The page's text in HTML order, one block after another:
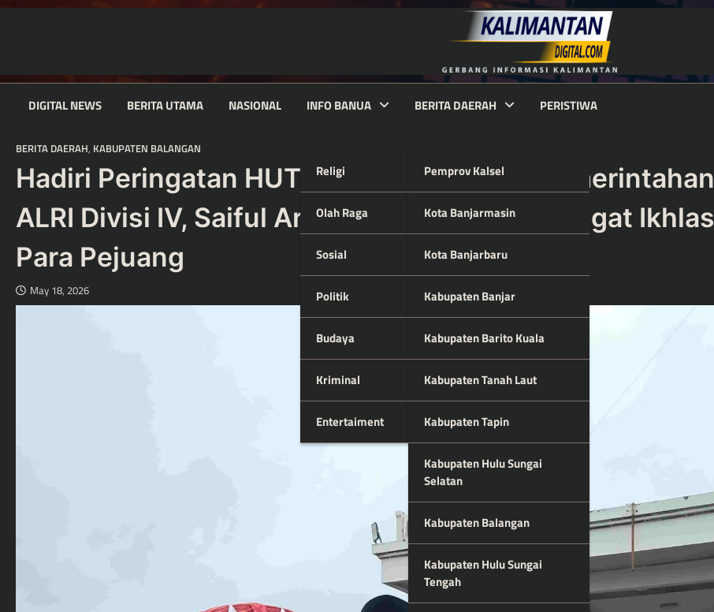
Skip
DIGITAL NEWS BERITA UTAMA NASIONAL INFO BANUA
Religi
Olah Raga
Sosial
Politik
Budaya
Kriminal
Entertaiment
BERITA DAERAH
Pemprov Kalsel
Kota Banjarmasin
Kota Banjarbaru
Kabupaten Banjar
Kabupaten Barito Kuala
Kabupaten Tanah Laut
Kabupaten Tapin
Kabupaten Hulu Sungai
Selatan
Kabupaten Balangan
Kabupaten Hulu Sungai
Tengah
PERISTIWA
BERITA DAERAH, KABUPATEN BALANGAN
Hadiri Peringatan HUT ke-77 Proklamasi Pemerintahan
ALRI Divisi IV, Saiful Arif Ajak Teladani Semangat Ikhlas
Para Pejuang
May 18, 2026